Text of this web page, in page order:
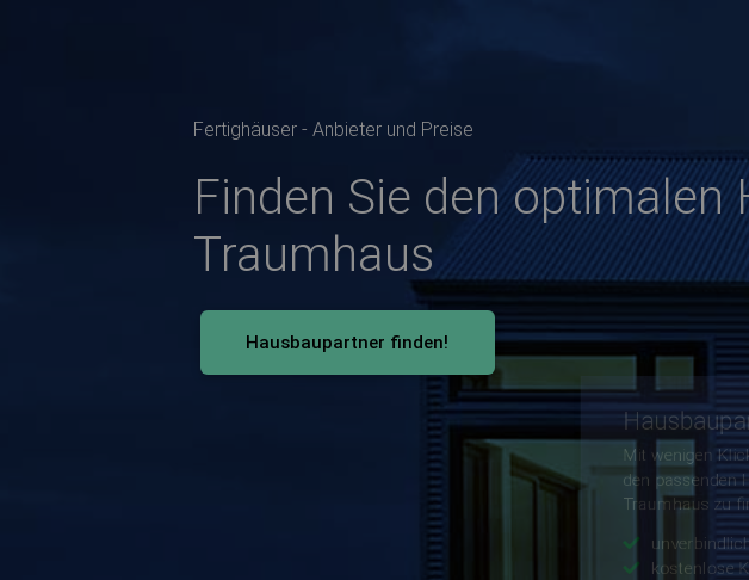
Jetzt
Fertighäuser - Anbieter und Preise
Finden Sie den
Traumhaus
Hausbaupartner finden!